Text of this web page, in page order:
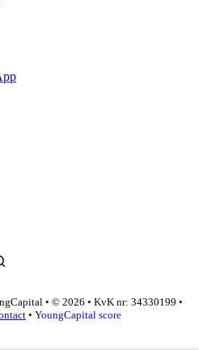
• © 2026 • KvK nr: 34330199 •
• YoungCapital score